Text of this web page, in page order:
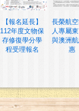
【報名延長】
112年度文物保
存修復學分學
程受理報名
長榮航
人專屬
與澳洲
惠